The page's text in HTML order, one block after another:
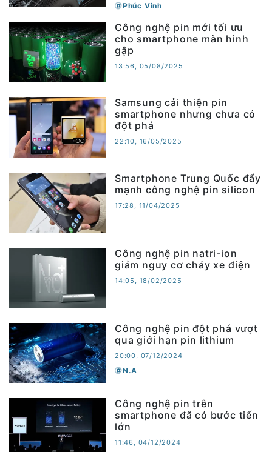
Phúc Vinh
Công nghệ pin mới tối ưu
cho smartphone màn hình
gập
13:56, 05/08/2025
Samsung cải thiện pin
smartphone nhưng chưa có
đột phá
22:10, 16/05/2025
Smartphone Trung Quốc đẩy
mạnh công nghệ pin silicon
17:28, 11/04/2025
Công nghệ pin natri-ion
giảm nguy cơ cháy xe điện
14:05, 18/02/2025
Công nghệ pin đột phá vượt
qua giới hạn pin lithium
20:00, 07/12/2024
N.A
Công nghệ pin trên
smartphone đã có bước tiến
lớn
11:46, 04/12/2024